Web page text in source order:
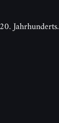
Jahrhunderts.